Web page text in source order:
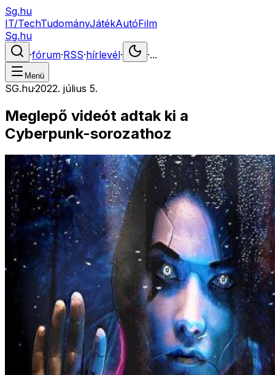
Sg.hu
IT/TechTudományJátékAutóFilm
Sg.hu
·fórum·RSS·hírlevél· ·...
Menü
SG.hu·2022. július 5.
Meglepő videót adtak ki a
Cyberpunk-sorozathoz